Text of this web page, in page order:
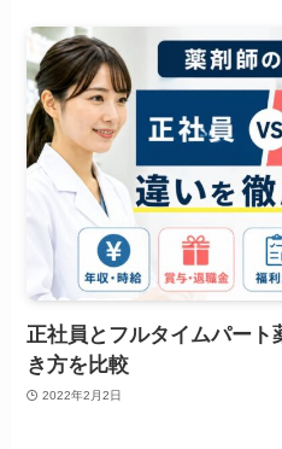
正社員とフルタイムパート
き方を比較
2022年2月2日